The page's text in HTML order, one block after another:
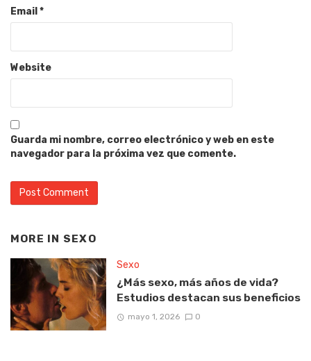
Email *
Website
Guarda mi nombre, correo electrónico y web en este
navegador para la próxima vez que comente.
MORE IN SEXO
Sexo
¿Más sexo, más años de vida?
Estudios destacan sus beneficios
mayo 1, 2026 0